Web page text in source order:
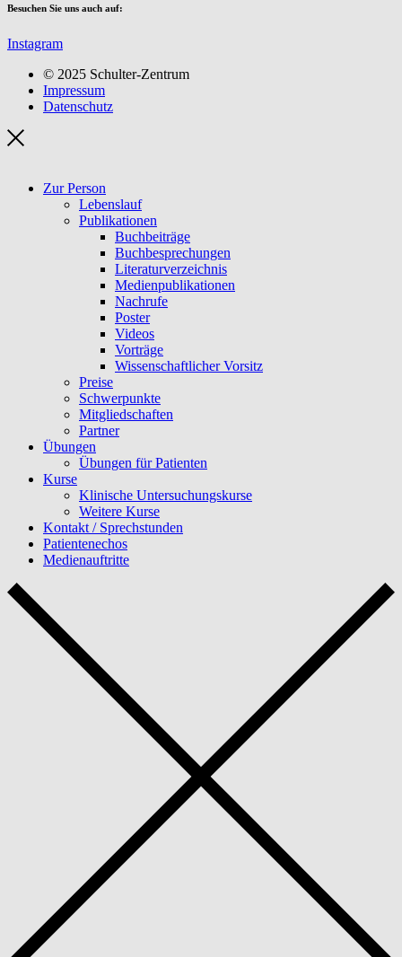
Besuchen Sie uns auch auf:
Instagram
© 2025 Schulter-Zentrum
Impressum
Datenschutz
Zur Person
Lebenslauf
Publikationen
Buchbeiträge
Buchbesprechungen
Literaturverzeichnis
Medienpublikationen
Nachrufe
Poster
Videos
Vorträge
Wissenschaftlicher Vorsitz
Preise
Schwerpunkte
Mitgliedschaften
Partner
Übungen
Übungen für Patienten
Kurse
Klinische Untersuchungskurse
Weitere Kurse
Kontakt / Sprechstunden
Patientenechos
Medienauftritte